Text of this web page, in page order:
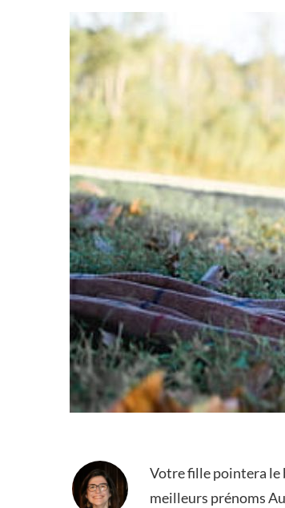
Votre fille pointera le
meilleurs prénoms